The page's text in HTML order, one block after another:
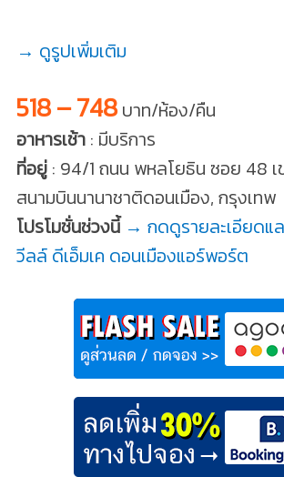
→ ดูรูปเพิ่มเติม
518 – 748บาท/ห้อง/คืน
อาหารเช้า: มีบริการ
ที่อยู่: 94/1 ถนน พหลโยธิน ซอย 48 เ
สนามบินนานาชาติดอนเมือง, กรุงเทพ
โปรโมชั่นช่วงนี้ → กดดูรายละเอียดแ
วีลล์ ดีเอ็มเค ดอนเมืองแอร์พอร์ต